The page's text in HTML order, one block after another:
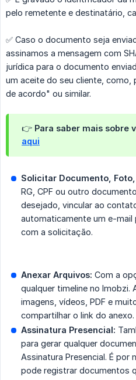
pelo remetente e destinatário,
✅ Caso o documento seja
assinamos a mensagem com
jurídica para o documento
um aceite do seu cliente, como,
de acordo" ou similar.
👉 Para saber mais sobre
aqui
Solicitar Documento,
RG, CPF ou outro
desejado, vincular ao
automaticamente um e-
com a solicitação.
Anexar Arquivos: Com a
qualquer timeline no Imobzi.
imagens, vídeos, PDF e
compartilhar o link do anexo.
Assinatura Presencial:
para gerar qualquer
Assinatura Presencial. É
pode registrar documentos